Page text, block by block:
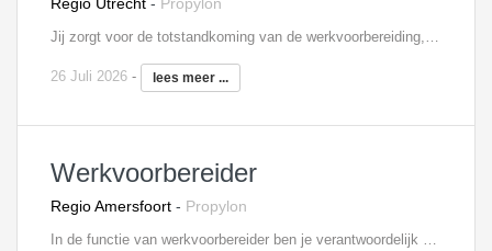
Regio Utrecht - Propylon
Jij zorgt voor de totstandkoming van de werkvoorbereiding, inkoop, organisatie en uitvoering van de aan jouw toegewezen In de functie van senior projectleider ben je als manager eindverantwoordelijke voor het realiseren van onderhouds- en/of renovatieprojecten (veelal grootschalige projecten) binnen de daarvoor gestelde kwaliteit, planning en het budget. In het werkvoorbereidings-stadium geef je leiding aan de werkvoorbereider(s) in je team. Tijdens de uitvoering geef je leiding aan de uitvoerder(s), waarbij je het project op hoofdlijnen praktijkgericht controleert en begeleidt. Je woont bouwvergaderingen bij en onderhoudt de contacten met onderaannemers, leveranciers en derden. Verder bewaak je de planningen en stel je tussentijdse prognoses op in het kader van het te verwachten eindresultaat. Je rapporteert rechtstreeks aan de directie van de onderneming.. Binnen je team geef je operationeel sturing en zorg je ervoor dat de werkzaamheden strak gepland en georganiseerd worden. Je werkt resultaatgericht en bent verantwoordelijk voor de voortgang van het project. Je weet accuraat te reageren op complexe vraagstukken en je durft zelfstandig beslissingen en initiatief te nemen. Met veel passie breng je samen met jou team de meest uitdagende projecten tot stand!
26 Juli 2026 - lees meer ...
Werkvoorbereider
Regio Amersfoort - Propylon